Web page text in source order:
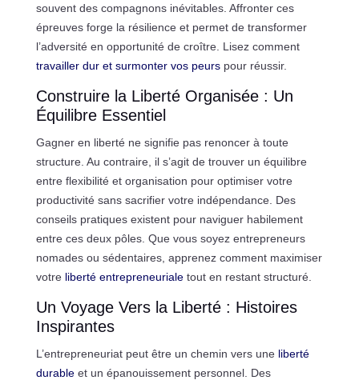
souvent des compagnons inévitables. Affronter ces
épreuves forge la résilience et permet de transformer
l’adversité en opportunité de croître. Lisez comment
travailler dur et surmonter vos peurspour réussir.
Construire la Liberté Organisée : Un
Équilibre Essentiel
Gagner en liberté ne signifie pas renoncer à toute
structure. Au contraire, il s’agit de trouver un équilibre
entre flexibilité et organisation pour optimiser votre
productivité sans sacrifier votre indépendance. Des
conseils pratiques existent pour naviguer habilement
entre ces deux pôles. Que vous soyez entrepreneurs
nomades ou sédentaires, apprenez comment maximiser
votre liberté entrepreneurialetout en restant structuré.
Un Voyage Vers la Liberté : Histoires
Inspirantes
L’entrepreneuriat peut être un chemin vers une liberté
durableet un épanouissement personnel. Des